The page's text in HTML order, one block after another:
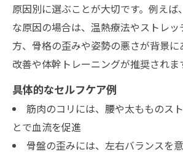
原因別に選ぶことが大切です。例えば
な原因の場合は、温熱療法やストレッ
方、骨格の歪みや姿勢の悪さが背景
改善や体幹トレーニングが推奨されま
具体的なセルフケア例
筋肉のコリには、腰や太もものス
とで血流を促進
骨盤の歪みには、左右バランスを